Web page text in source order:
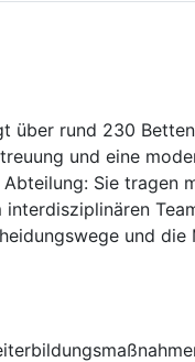
über rund 230
und eine
Sie tragen
und die